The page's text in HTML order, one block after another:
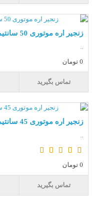
زنجیر اره موتوری 50 سانتیمتر 325. مین استی MAINSTAY
..
0 تومان
تماس بگیرید
زنجیر اره موتوری 45 سانتیمتر 325. مین استی MAINSTAY
..
0 تومان
تماس بگیرید